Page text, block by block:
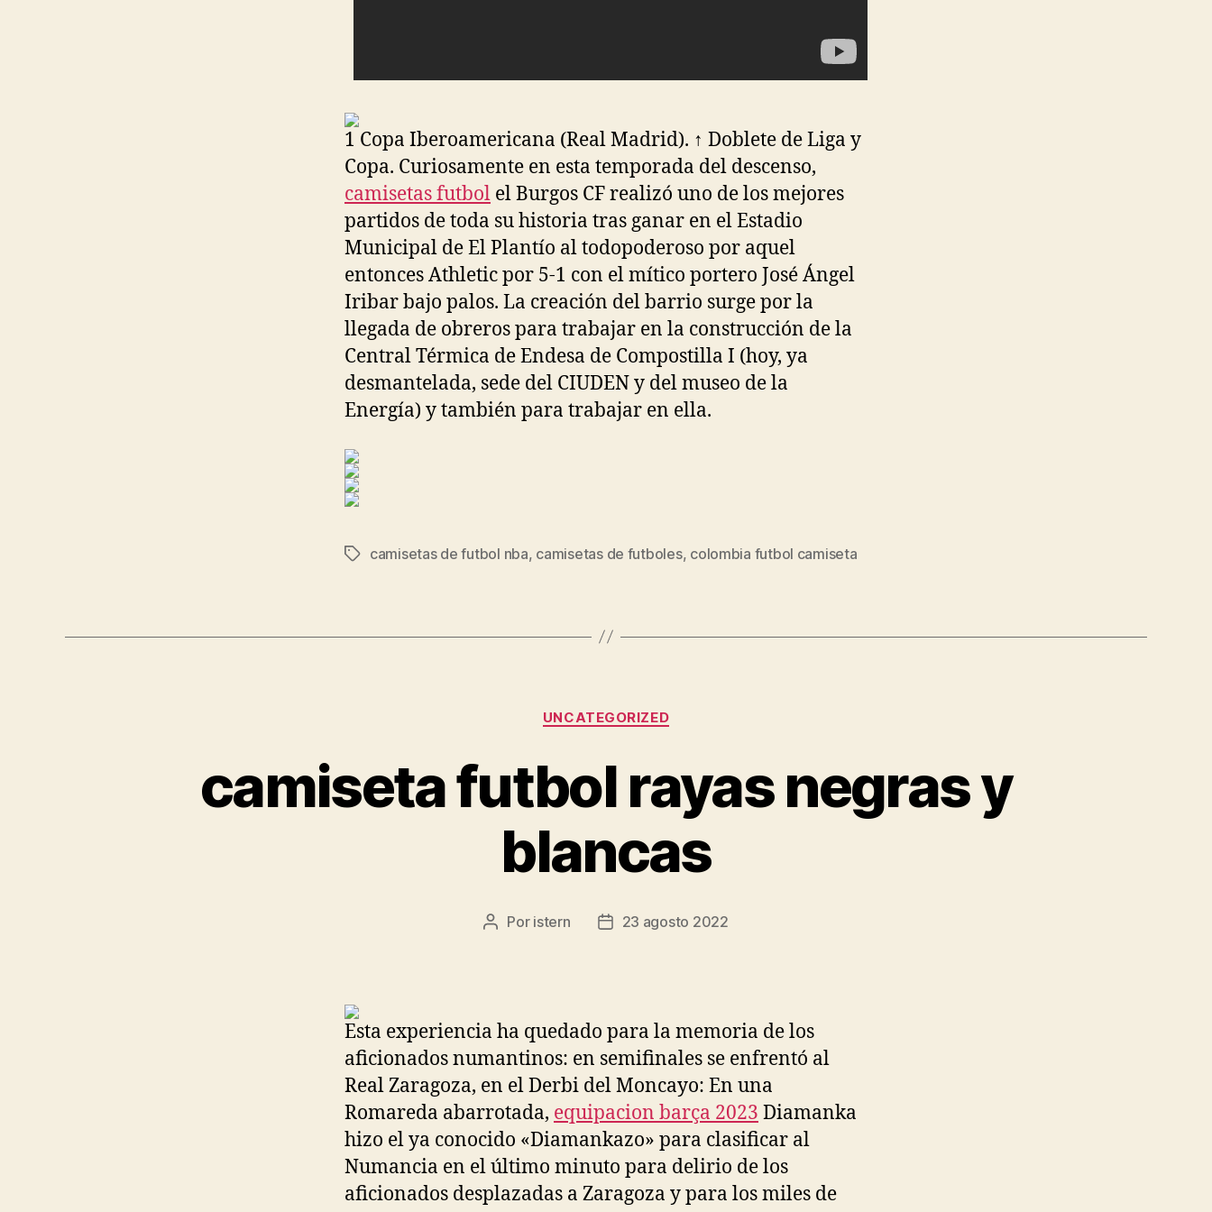
1 Copa Iberoamericana (Real Madrid). ↑ Doblete de Liga y
Copa. Curiosamente en esta temporada del descenso,
camisetas futbol el Burgos CF realizó uno de los mejores
partidos de toda su historia tras ganar en el Estadio
Municipal de El Plantío al todopoderoso por aquel
entonces Athletic por 5-1 con el mítico portero José Ángel
Iribar bajo palos. La creación del barrio surge por la
llegada de obreros para trabajar en la construcción de la
Central Térmica de Endesa de Compostilla I (hoy, ya
desmantelada, sede del CIUDEN y del museo de la
Energía) y también para trabajar en ella.
Etiquetas
camisetas de futbol nba, camisetas de futboles, colombia futbol camiseta
Categorías
UNCATEGORIZED
camiseta futbol rayas negras y
blancas
Autor
Por istern
Fecha23 agosto 2022
Esta experiencia ha quedado para la memoria de los
aficionados numantinos: en semifinales se enfrentó al
Real Zaragoza, en el Derbi del Moncayo: En una
Romareda abarrotada, equipacion barça 2023 Diamanka
hizo el ya conocido «Diamankazo» para clasificar al
Numancia en el último minuto para delirio de los
aficionados desplazadas a Zaragoza y para los miles de